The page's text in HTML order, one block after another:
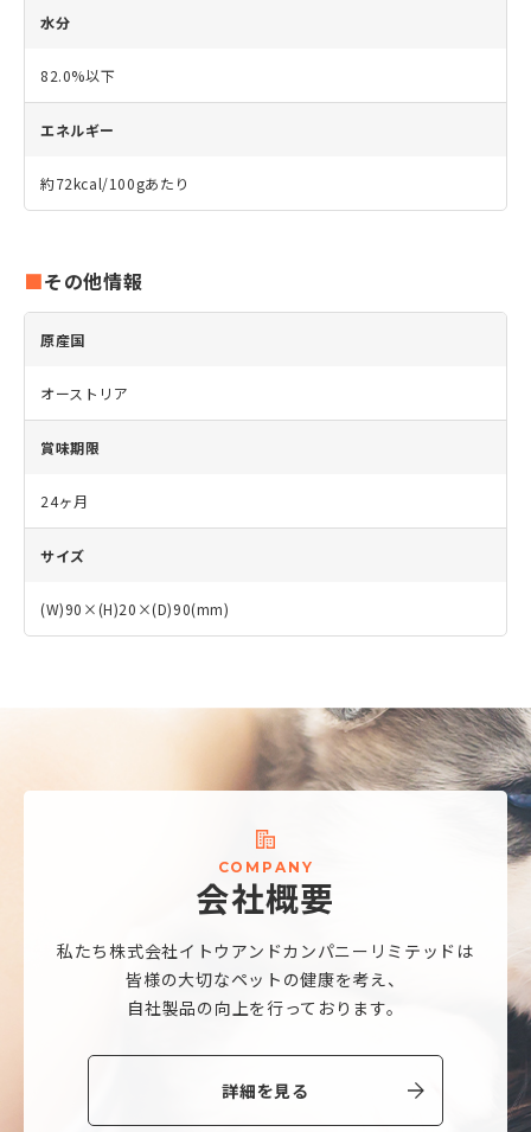
水分
82.0%以下
エネルギー
約72kcal/100gあたり
その他情報
原産国
オーストリア
賞味期限
24ヶ月
サイズ
(W)90×(H)20×(D)90(mm)
CO M P AN Y
会社概要
私たち株式会社イトウアンドカンパニーリミテッドは
皆様の大切なペットの健康を考え、
自社製品の向上を行っております。
詳細を見る